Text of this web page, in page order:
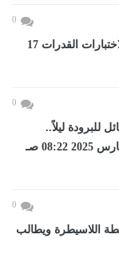
0
تنسيق الجامعات 2026.. إتاحة التسجيل لاختبارات القدرات 17
0
للبرودة ليلاً..
والعظمى فى القاهرة...اليوم الأحد، 30 مارس 2025 08:22 صـ
0
اللاسيطرة ويطالب